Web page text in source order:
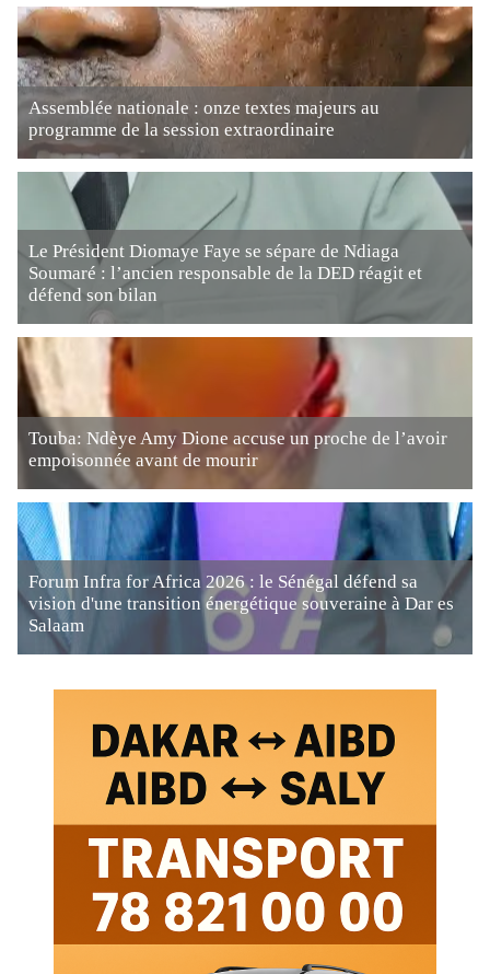
Assemblée nationale : onze textes majeurs au
programme de la session extraordinaire
Le Président Diomaye Faye se sépare de Ndiaga
Soumaré : l’ancien responsable de la DED réagit et
défend son bilan
Touba: Ndèye Amy Dione accuse un proche de l’avoir
empoisonnée avant de mourir
Forum Infra for Africa 2026 : le Sénégal défend sa
vision d'une transition énergétique souveraine à Dar es
Salaam